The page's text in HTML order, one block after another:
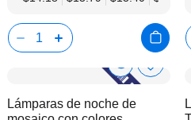
Show
Info
Añadir
Lámparas de noche de